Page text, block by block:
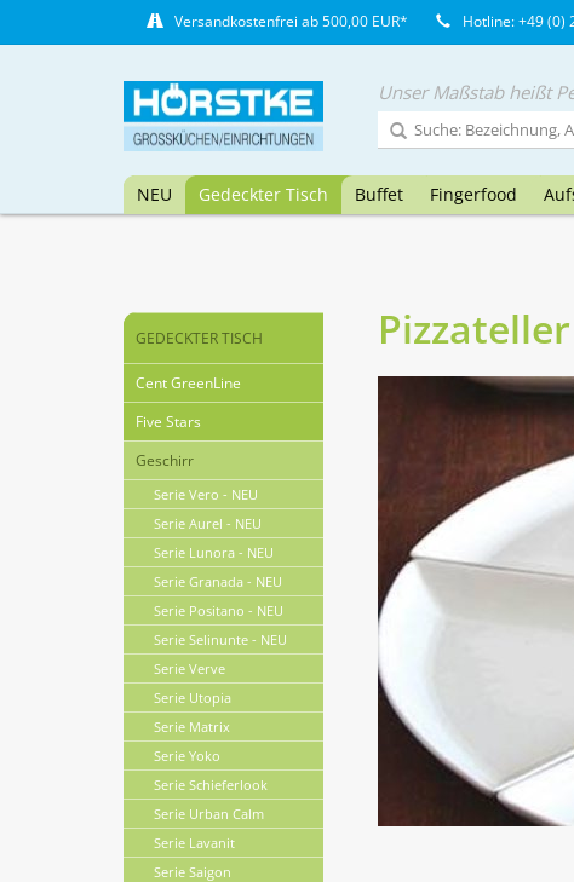
Versandkostenfrei ab 500,00 EUR* Hotline: +49 (0)
Unser Maßstab heißt
NEU Gedeckter Tisch Buffet Fingerfood
GEDECKTER TISCH
Cent GreenLine
Five Stars
Geschirr
Serie Vero - NEU
Serie Aurel - NEU
Serie Lunora - NEU
Serie Granada - NEU
Serie Positano - NEU
Serie Selinunte - NEU
Serie Verve
Serie Utopia
Serie Matrix
Serie Yoko
Serie Schieferlook
Serie Urban Calm
Serie Lavanit
Serie Saigon
Pizzateller